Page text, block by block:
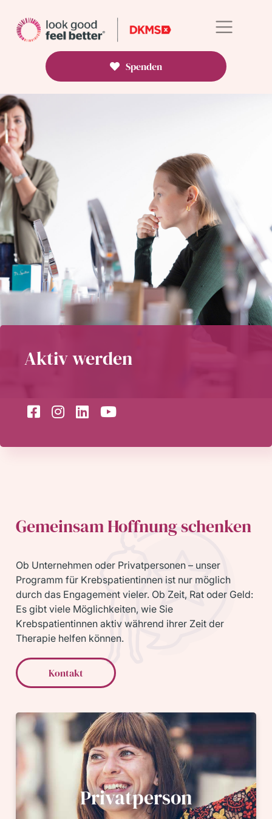
Spenden
Aktiv werden
Gemeinsam Hoffnung schenken
Ob Unternehmen oder Privatpersonen – unser
Programm für Krebspatientinnen ist nur möglich
durch das Engagement vieler. Ob Zeit, Rat oder Geld:
Es gibt viele Möglichkeiten, wie Sie
Krebspatientinnen aktiv während ihrer Zeit der
Therapie helfen können.
Kontakt
Privatperson